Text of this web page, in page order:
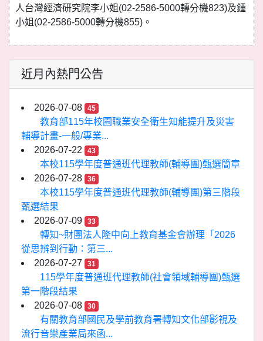
人台灣經濟研究院李小姐(02-2586-5000轉分機823)及鍾
小姐(02-2586-5000轉分機855)。
近月內熱門公告
2026-07-08 45
教育部115年校園職業安全衛生知能提升及災害
輔導計畫-一般/專業...
2026-07-22
43
本校115學年度普通班代理教師(輔導團)甄選簡章
2026-07-28
36
本校115學年度普通班代理教師(輔導團)第三階段
甄選結果
2026-07-09
33
轉知~財團法人隆中向上教育基金會辦理「2026
從思辨到行動：第三...
2026-07-27
31
115學年度普通班代理教師(社會領域輔導團)甄選
第一階段結果
2026-07-08
30
有關教育部國民及學前教育署轉知文化部影視及
流行音樂產業局來函...